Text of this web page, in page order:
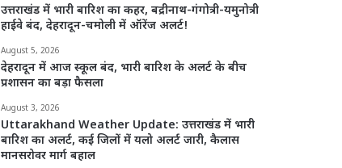
उत्तराखंड में भारी बारिश का कहर, बद्रीनाथ-गंगोत्री-यमुनोत्री
हाईवे बंद, देहरादून-चमोली में ऑरेंज अलर्ट!
August 5, 2026
देहरादून में आज स्कूल बंद, भारी बारिश के अलर्ट के बीच
प्रशासन का बड़ा फैसला
August 3, 2026
Uttarakhand Weather Update: उत्तराखंड में भारी
बारिश का अलर्ट, कई जिलों में यलो अलर्ट जारी, कैलास
मानसरोवर मार्ग बहाल